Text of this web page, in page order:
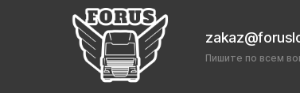
Пишите по всем